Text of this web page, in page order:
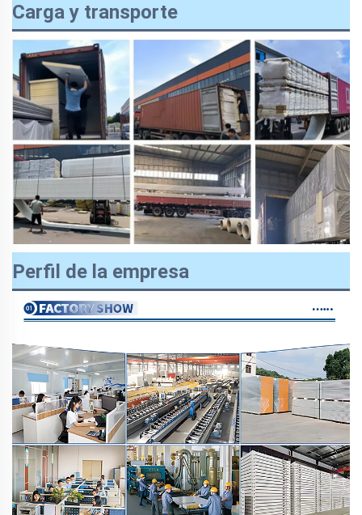
Carga y transporte
Perfil de la empresa